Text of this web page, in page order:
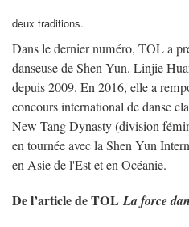
deux traditions.
Dans le dernier numéro, TOL a
danseuse de Shen Yun. Linjie
depuis 2009. En 2016, elle a
concours international de danse
New Tang Dynasty (division
en tournée avec la Shen Yun
en Asie de l'Est et en Océanie.
De l’article de TOLLa force